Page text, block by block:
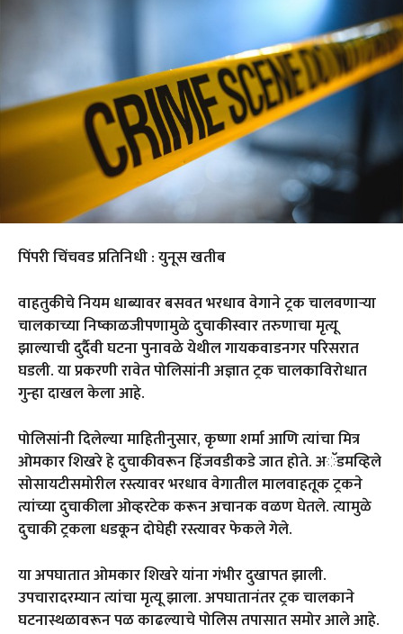
पिंपरी चिंचवड प्रतिनिधी : युनूस खतीब
वाहतुकीचे नियम धाब्यावर बसवत भरधाव वेगाने ट्रक चालवणाऱ्या
चालकाच्या निष्काळजीपणामुळे दुचाकीस्वार तरुणाचा मृत्यू
झाल्याची दुर्दैवी घटना पुनावळे येथील गायकवाडनगर परिसरात
घडली. या प्रकरणी रावेत पोलिसांनी अज्ञात ट्रक चालकाविरोधात
गुन्हा दाखल केला आहे.
पोलिसांनी दिलेल्या माहितीनुसार, कृष्णा शर्मा आणि त्यांचा मित्र
ओमकार शिखरे हे दुचाकीवरून हिंजवडीकडे जात होते. अॅडमव्हिले
सोसायटीसमोरील रस्त्यावर भरधाव वेगातील मालवाहतूक ट्रकने
त्यांच्या दुचाकीला ओव्हरटेक करून अचानक वळण घेतले. त्यामुळे
दुचाकी ट्रकला धडकून दोघेही रस्त्यावर फेकले गेले.
या अपघातात ओमकार शिखरे यांना गंभीर दुखापत झाली.
उपचारादरम्यान त्यांचा मृत्यू झाला. अपघातानंतर ट्रक चालकाने
घटनास्थळावरून पळ काढल्याचे पोलिस तपासात समोर आले आहे.